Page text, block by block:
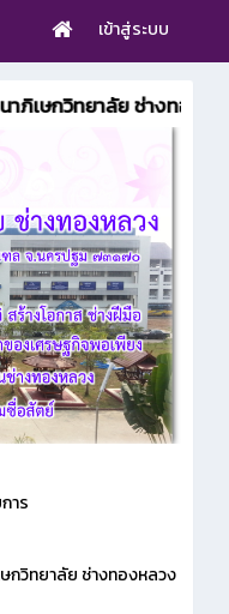
เข้าสู่ระบบ
ษกวิทยาลัย ช่างทองหลว
าร
กวิทยาลัย ช่างทองหลวง